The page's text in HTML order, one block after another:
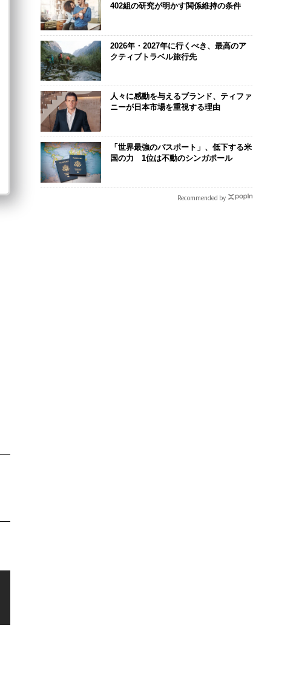
402組の研究が明かす関係維持の条件
2026年・2027年に行くべき、最高のア
クティブトラベル旅行先
人々に感動を与えるブランド、ティファ
ニーが日本市場を重視する理由
「世界最強のパスポート」、低下する米
国の力 1位は不動のシンガポール
Recommended by